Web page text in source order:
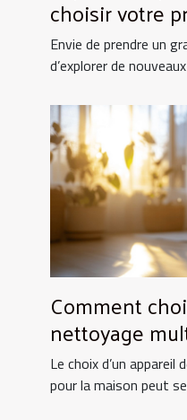
choisir votre
nature ?
Envie de prendre un
d’explorer de
Comment
nettoyage
votre maison ?
Le choix d’un
pour la maison peut